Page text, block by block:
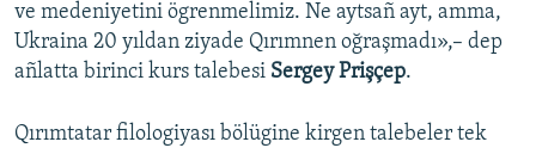
ve medeniyetini ögrenmelimiz. Ne aytsañ ayt, amma,
Ukraina 20 yıldan ziyade Qırımnen oğraşmadı»,– dep
añlatta birinci kurs talebesi Sergey Prişçep.
Qırımtatar filologiyası bölügine kirgen talebeler tek